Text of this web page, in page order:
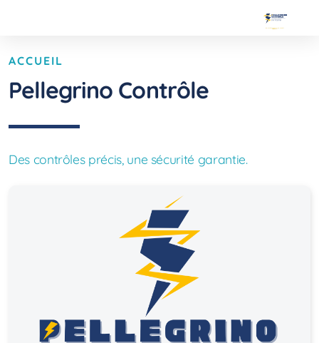
ACCUEIL
Pellegrino Contrôle
Des contrôles précis, une sécurité garantie.